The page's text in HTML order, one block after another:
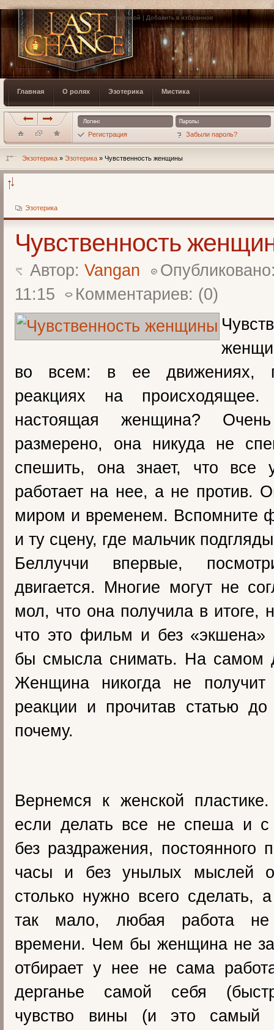
Сделать стартовой | Добавить в избранное
Главная О ролях Эзотерика Мистика
Регистрация Забыли пароль?
Экзотерика » Эзотерика » Чувственность женщины
Эзотерика
Чувственность
Автор: Vangan
11:15
Комментариев: (0)
во всем: в ее движениях,
реакциях на происходящее.
настоящая женщина?
размерено, она никуда не
спешить, она знает, что все
работает на нее, а не против.
миром и временем. Вспомните
и ту сцену, где мальчик
Беллуччи впервые,
двигается. Многие могут не
мол, что она получила в итоге,
что это фильм и без «экшена»
бы смысла снимать. На самом
Женщина никогда не получит
реакции и прочитав статью
почему.
Вернемся к женской пластике.
если делать все не спеша и с
без раздражения, постоянного
часы и без унылых мыслей
столько нужно всего сделать,
так мало, любая работа не
времени. Чем бы женщина не
отбирает у нее не сама
дерганье самой себя
чувство вины (и это самый